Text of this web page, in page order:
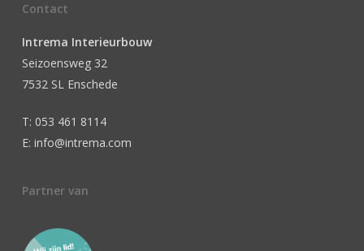
Contact
Intrema Interieurbouw
Seizoensweg 32
7532 SL Enschede
T: 053 461 8114
E: info@intrema.com
Partner van